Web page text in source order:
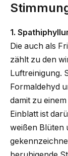
1.
Die auch als
zählt zu den
Luftreinigung.
Formaldehyd
damit zu
Einblatt ist
weißen Blüten